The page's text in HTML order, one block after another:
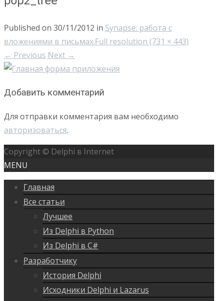
Published on 30/11/2012 in Synapse: работа с
вложениями в письмах.Full resolution (731 × 443)
← Previous Next →
Добавить комментарий
Для отправки комментария вам необходимо
авторизоваться.
Copyright © Delphi в Internet
MENU
Главная
Все статьи
Лучшее
Из Delphi в Python
Из Delphi в C#
Разработчику
История Delphi
Исходники Delphi и Lazarus